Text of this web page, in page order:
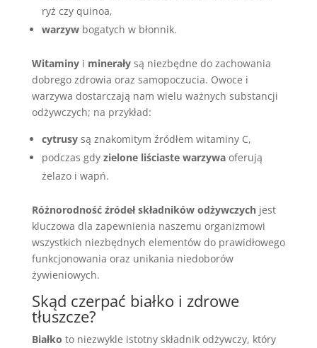
ryż czy quinoa,
warzywbogatych w błonnik.
Witaminyi minerałysą niezbędne do zachowania
dobrego zdrowia oraz samopoczucia. Owoce i
warzywa dostarczają nam wielu ważnych substancji
odżywczych; na przykład:
cytrusysą znakomitym źródłem witaminy C,
podczas gdy zielone liściaste warzywaoferują
żelazo i wapń.
Różnorodność źródeł składników odżywczychjest
kluczowa dla zapewnienia naszemu organizmowi
wszystkich niezbędnych elementów do prawidłowego
funkcjonowania oraz unikania niedoborów
żywieniowych.
Skąd czerpać białko i zdrowe
tłuszcze?
Białko to niezwykle istotny składnik odżywczy, który